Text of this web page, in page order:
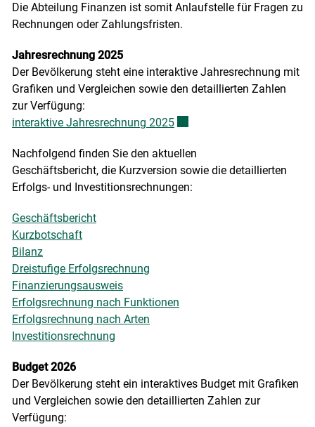
Die Abteilung Finanzen ist somit Anlaufstelle für Fragen zu
Rechnungen oder Zahlungsfristen.
Jahresrechnung 2025
Der Bevölkerung steht eine interaktive Jahresrechnung mit
Grafiken und Vergleichen sowie den detaillierten Zahlen
zur Verfügung:
interaktive Jahresrechnung 2025
Nachfolgend finden Sie den aktuellen
Geschäftsbericht, die Kurzversion sowie die detaillierten
Erfolgs- und Investitionsrechnungen:
Geschäftsbericht
Kurzbotschaft
Bilanz
Dreistufige Erfolgsrechnung
Finanzierungsausweis
Erfolgsrechnung nach Funktionen
Erfolgsrechnung nach Arten
Investitionsrechnung
Budget 2026
Der Bevölkerung steht ein interaktives Budget mit Grafiken
und Vergleichen sowie den detaillierten Zahlen zur
Verfügung: